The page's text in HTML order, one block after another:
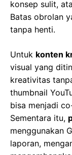
konsep sulit,
Batas obrolan
tanpa henti.
Untuk konten
visual yang
kreativitas
thumbnail
bisa menjadi
Sementara itu,
menggunakan
laporan,